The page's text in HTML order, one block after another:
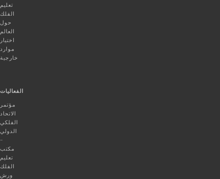
تعليم
الفلك
حول
العالم
اختيار
موارد
خارجية
الفعاليات
مؤتمر
الاتحاد
الفلكي
الدولي
–
مكتب
تعليم
الفلك
ورش